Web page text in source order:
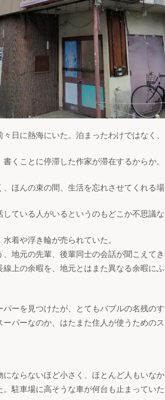
日に熱海にいた。泊まったわけではなく
くことに停滞した作家が滞在するからか。
ほんの束の間、生活を忘れさせてくれる場
ている人がいるというのもどこか不思議な
着や浮き輪が売られていた。
地元の先輩、後輩同士の会話が聞こえて
上の余暇を、地元とはまた異なる余暇に
ーを見つけたが、とてもバブルの名残の
パーなのか、はたまた住人が使うためのス
ならないほど小さく、ほとんど人もいな
駐車場に高そうな車が何台も止まっていた